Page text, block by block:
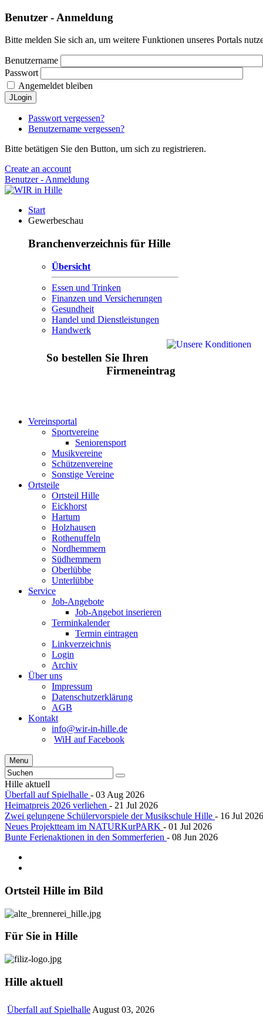
Benutzer - Anmeldung
Bitte melden Sie sich an, um weitere Funktionen unseres Portals
Benutzername
Passwort
Angemeldet bleiben
JLogin
Passwort vergessen?
Benutzername vergessen?
Bitte betätigen Sie den Button, um sich zu registrieren.
Create an account
Benutzer - Anmeldung
Start
Gewerbeschau
Branchenverzeichnis für Hille
Übersicht
Essen und Trinken
Finanzen und Versicherungen
Gesundheit
Handel und Dienstleistungen
Handwerk
So bestellen Sie Ihren
Firmeneintrag
Vereinsportal
Sportvereine
Seniorensport
Musikvereine
Schützenvereine
Sonstige Vereine
Ortsteile
Ortsteil Hille
Eickhorst
Hartum
Holzhausen
Rothenuffeln
Nordhemmern
Südhemmern
Oberlübbe
Unterlübbe
Service
Job-Angebote
Job-Angebot inserieren
Terminkalender
Termin eintragen
Linkverzeichnis
Login
Archiv
Über uns
Impressum
Datenschutzerklärung
AGB
Kontakt
info@wir-in-hille.de
WiH auf Facebook
Menu
Hille aktuell
Überfall auf Spielhalle - 03 Aug 2026
Heimatpreis 2026 verliehen - 21 Jul 2026
Zwei gelungene Schülervorspiele der Musikschule Hille - 16 Jul 2026
Neues Projektteam im NATURKurPARK - 01 Jul 2026
Bunte Ferienaktionen in den Sommerferien - 08 Jun 2026
Ortsteil Hille im Bild
Für Sie in Hille
Hille aktuell
Überfall auf Spielhalle August 03, 2026